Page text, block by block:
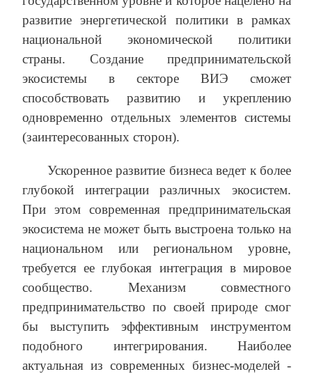
развитие энергетической политики в рамках
национальной экономической политики
страны. Создание предпринимательской
экосистемы в секторе ВИЭ сможет
способствовать развитию и укреплению
одновременно отдельных элементов системы
(заинтересованных сторон).
Ускоренное развитие бизнеса ведет к более
глубокой интеграции различных экосистем.
При этом современная предпринимательская
экосистема не может быть выстроена только на
национальном или региональном уровне,
требуется ее глубокая интеграция в мировое
сообщество. Механизм совместного
предпринимательство по своей природе смог
бы выступить эффективным инструментом
подобного интегрирования. Наиболее
актуальная из современных бизнес-моделей -